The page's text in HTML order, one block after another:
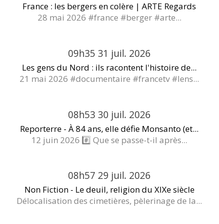
France : les bergers en colère | ARTE Regards
28 mai 2026 #france #berger #arte...
09h35 31 juil. 2026
Les gens du Nord : ils racontent l'histoire de...
21 mai 2026 #documentaire #francetv #lens...
08h53 30 juil. 2026
Reporterre - À 84 ans, elle défie Monsanto (et...
12 juin 2026 #️⃣ Que se passe-t-il après...
08h57 29 juil. 2026
Non Fiction - Le deuil, religion du XIXe siècle
Délocalisation des cimetières, pèlerinage de la...